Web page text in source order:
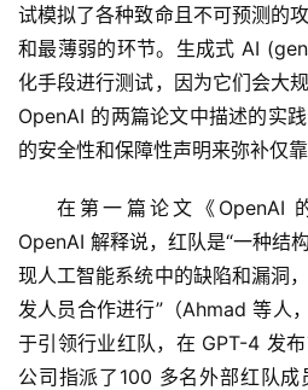
试模拟了各种致命且不可预测的
和最薄弱的环节。生成式 AI
化手段进行测试，因为它们会大
OpenAI 的两篇论文中描述的实
的安全性和保障性声明来弥补仅
在第一篇论文《OpenAI
OpenAI 解释说，红队是“一种结
现人工智能系统中的缺陷和漏洞
发人员合作进行”（Ahmad 等人
于引领行业红队，在 GPT-4 发
公司指派了100 多名外部红队